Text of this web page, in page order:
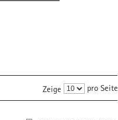
Zeige pro Seite